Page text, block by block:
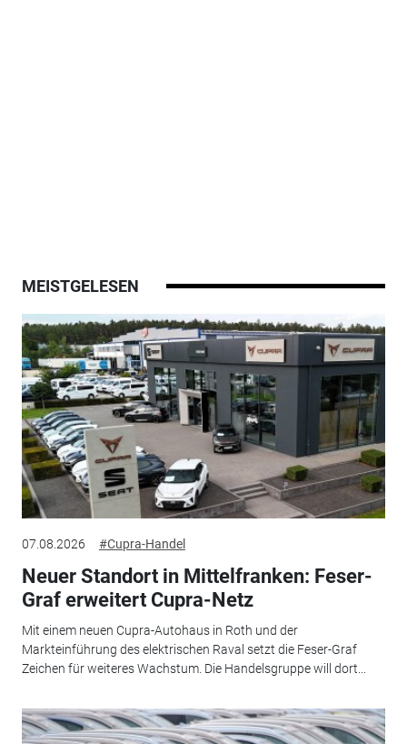
MEISTGELESEN
07.08.2026 #Cupra-Handel
Neuer Standort in Mittelfranken: Feser-
Graf erweitert Cupra-Netz
Mit einem neuen Cupra-Autohaus in Roth und der
Markteinführung des elektrischen Raval setzt die Feser-Graf
Zeichen für weiteres Wachstum. Die Handelsgruppe will dort...